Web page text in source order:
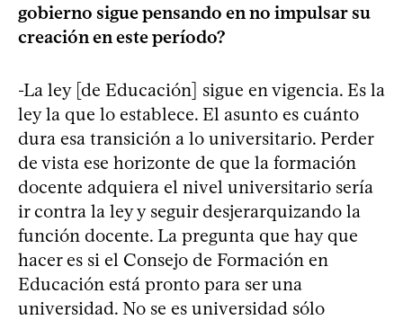
gobierno sigue pensando en no impulsar su
creación en este período?
-La ley [de Educación] sigue en vigencia. Es la
ley la que lo establece. El asunto es cuánto
dura esa transición a lo universitario. Perder
de vista ese horizonte de que la formación
docente adquiera el nivel universitario sería
ir contra la ley y seguir desjerarquizando la
función docente. La pregunta que hay que
hacer es si el Consejo de Formación en
Educación está pronto para ser una
universidad. No se es universidad sólo